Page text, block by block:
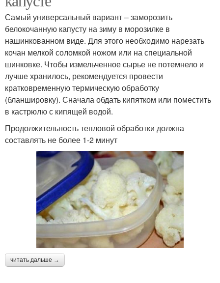
Самый универсальный вариант – заморозить
белокочанную капусту на зиму в морозилке в
нашинкованном виде. Для этого необходимо нарезать
кочан мелкой соломкой ножом или на специальной
шинковке. Чтобы измельченное сырье не потемнело и
лучше хранилось, рекомендуется провести
кратковременную термическую обработку
(бланшировку). Сначала обдать кипятком или поместить
в кастрюлю с кипящей водой.
Продолжительность тепловой обработки должна
составлять не более 1-2 минут
читать дальше →